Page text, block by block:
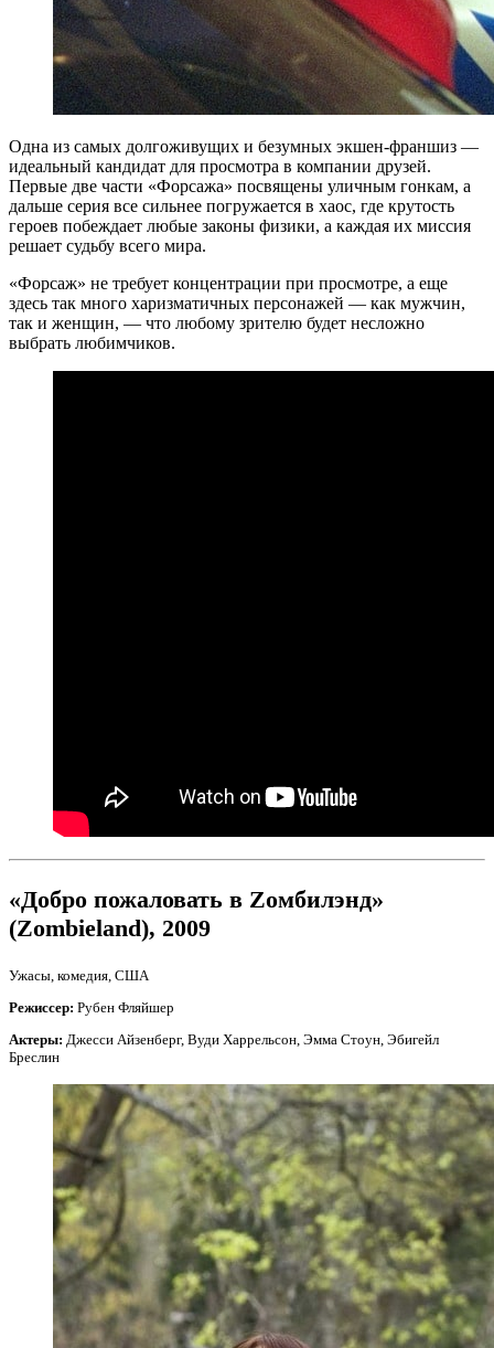
Одна из самых долгоживущих и безумных экшен-франшиз —
идеальный кандидат для просмотра в компании друзей.
Первые две части «Форсажа» посвящены уличным гонкам, а
дальше серия все сильнее погружается в хаос, где крутость
героев побеждает любые законы физики, а каждая их миссия
решает судьбу всего мира.
«Форсаж» не требует концентрации при просмотре, а еще
здесь так много харизматичных персонажей — как мужчин,
так и женщин, — что любому зрителю будет несложно
выбрать любимчиков.
«Добро пожаловать в Zомбилэнд»
(Zombieland), 2009
Ужасы, комедия, США
Режиссер: Рубен Фляйшер
Актеры: Джесси Айзенберг, Вуди Харрельсон, Эмма Стоун, Эбигейл
Бреслин